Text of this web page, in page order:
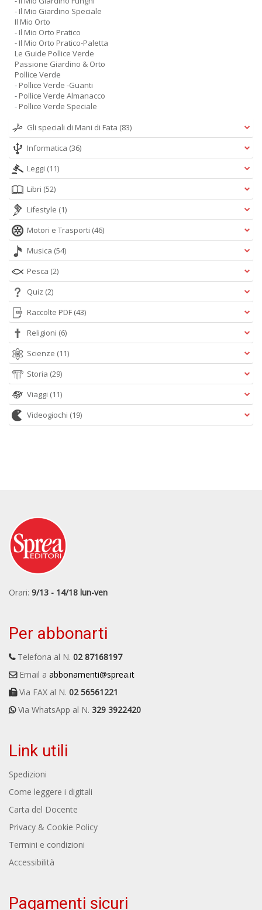
- Il Mio Giardino Speciale
Il Mio Orto
- Il Mio Orto Pratico
- Il Mio Orto Pratico-Paletta
Le Guide Pollice Verde
Passione Giardino & Orto
Pollice Verde
- Pollice Verde -Guanti
- Pollice Verde Almanacco
- Pollice Verde Speciale
Gli speciali di Mani di Fata (83)
Informatica (36)
Leggi (11)
Libri (52)
Lifestyle (1)
Motori e Trasporti (46)
Musica (54)
Pesca (2)
Quiz (2)
Raccolte PDF (43)
Religioni (6)
Scienze (11)
Storia (29)
Viaggi (11)
Videogiochi (19)
Orari: 9/13 - 14/18 lun-ven
Per abbonarti
Telefona al N. 02 87168197
Email a abbonamenti@sprea.it
Via FAX al N. 02 56561221
Via WhatsApp al N. 329 3922420
Link utili
Spedizioni
Come leggere i digitali
Carta del Docente
Privacy & Cookie Policy
Termini e condizioni
Accessibilità
Pagamenti sicuri